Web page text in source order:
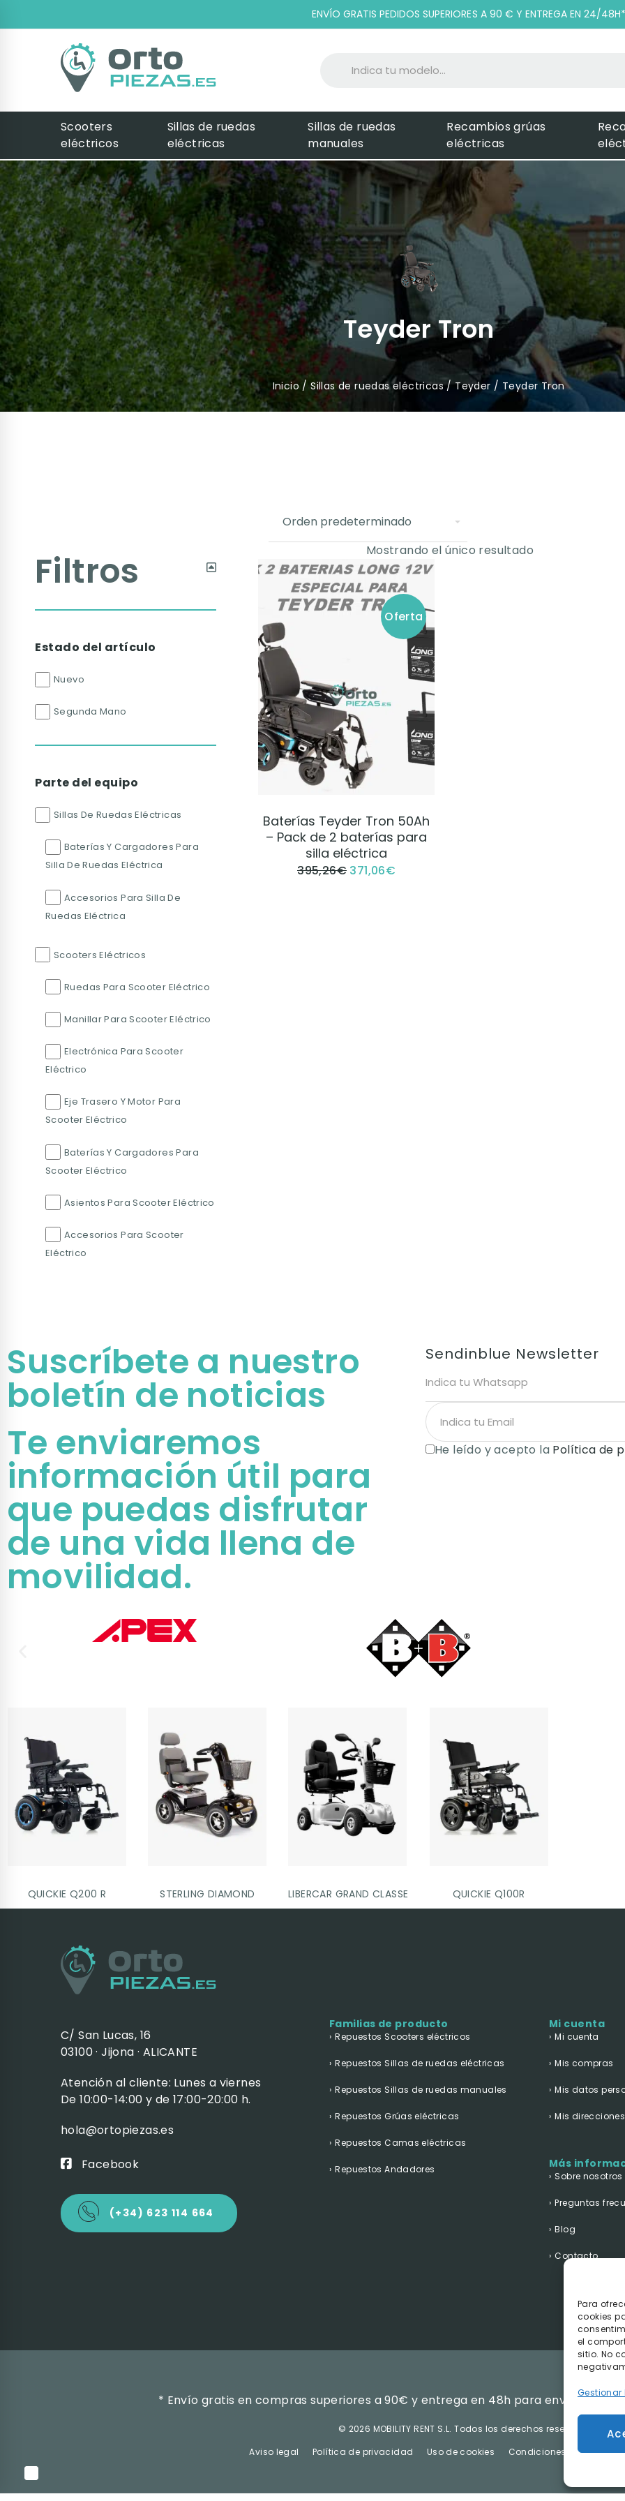
Para
cookies
el
sitio. No
Gestionar
ENVÍO GRATIS PEDIDOS SUPERIORES A 90 € Y ENTREGA EN 24/48H*
Scooters
eléctricos
Sillas de ruedas
eléctricas
Sillas de ruedas
manuales
Recambios grúas
eléctricas
Teyder Tron
Inicio /Sillas de ruedas eléctricas/Teyder / Teyder Tron
Filtros
Estado del artículo
Nuevo
Segunda Mano
Parte del equipo
Sillas De Ruedas Eléctricas
Baterías Y Cargadores Para
Silla De Ruedas Eléctrica
Accesorios Para Silla De
Ruedas Eléctrica
Scooters Eléctricos
Ruedas Para Scooter Eléctrico
Manillar Para Scooter Eléctrico
Electrónica Para Scooter
Eléctrico
Eje Trasero Y Motor Para
Scooter Eléctrico
Baterías Y Cargadores Para
Scooter Eléctrico
Asientos Para Scooter Eléctrico
Accesorios Para Scooter
Eléctrico
Mostrando el único resultado
Oferta
VER PRODUCTO
Baterías Teyder Tron 50Ah
– Pack de 2 baterías para
silla eléctrica
395,26€ 371,06€
Suscríbete a nuestro
boletín de noticias
Te enviaremos
información útil para
que puedas disfrutar
de una vida llena de
movilidad.
Sendinblue Newsletter
He leído y acepto la Política de
QUICKIE Q200 R STERLING DIAMOND LIBERCAR GRAND CLASSE QUICKIE Q100R
C/ San Lucas, 16
03100 · Jijona · ALICANTE
Atención al cliente: Lunes a viernes
De 10:00-14:00 y de 17:00-20:00 h.
hola@ortopiezas.es
Facebook
(+34) 623 114 664
Familias de producto
Repuestos Scooters eléctricos
Repuestos Sillas de ruedas eléctricas
Repuestos Sillas de ruedas manuales
Repuestos Grúas eléctricas
Repuestos Camas eléctricas
Repuestos Andadores
Mi cuenta
Mi cuenta
Mis compras
Mis datos
Mis direcciones
Más
Sobre nosotros
Preguntas
Blog
Contacto
* Envío gratis en compras superiores a 90€ y entrega en 48h para envíos
© 2026 MOBILITY RENT S.L.Todos los derechos reservados.
Aviso legal
Política de privacidad Uso de cookies Condiciones Generales